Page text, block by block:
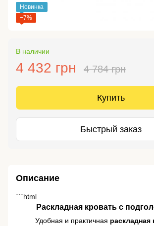
Новинка
−7%
В наличии
4 432 грн 4 784 грн
Купить
Быстрый заказ
Описание
```html
Раскладная кровать с
Удобная и практичная раскладная